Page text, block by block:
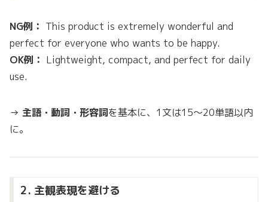
NG例： This product is extremely wonderful and
perfect for everyone who wants to be happy.
OK例： Lightweight, compact, and perfect for daily
use.
→ 主語・動詞・形容詞を基本に、1文は15〜20単語以内
に。
2. 主観表現を避ける